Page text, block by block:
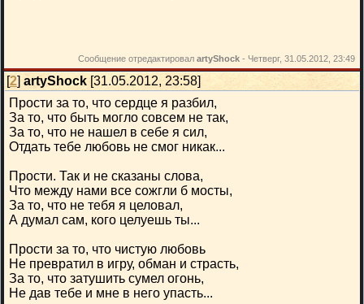
Сообщение отредактировал artyShock - Четверг, 31.05.2012, 23:49
[2] artyShock [31.05.2012, 23:58]
Прости за то, что сердце я разбил,
За то, что быть могло совсем не так,
За то, что не нашел в себе я сил,
Отдать тебе любовь не смог никак...
Прости. Так и не сказаны слова,
Что между нами все сожгли б мосты,
За то, что не тебя я целовал,
А думал сам, кого целуешь ты...
Прости за то, что чистую любовь
Не превратил в игру, обман и страсть,
За то, что затушить сумел огонь,
Не дав тебе и мне в него упасть...